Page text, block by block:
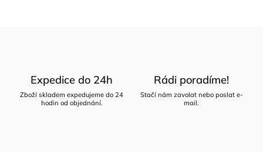
Expedice do 24h
Zboží skladem expedujeme do 24
hodin od objednání.
Rádi poradíme!
Stačí nám zavolat nebo poslat e-
mail.